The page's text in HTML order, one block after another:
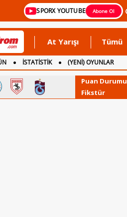
SPORX YOUTUBE Abone Ol
At Yarışı Tümü
İSTATİSTİK
(YENİ) OYUNLAR
Puan Durumu
Fikstür